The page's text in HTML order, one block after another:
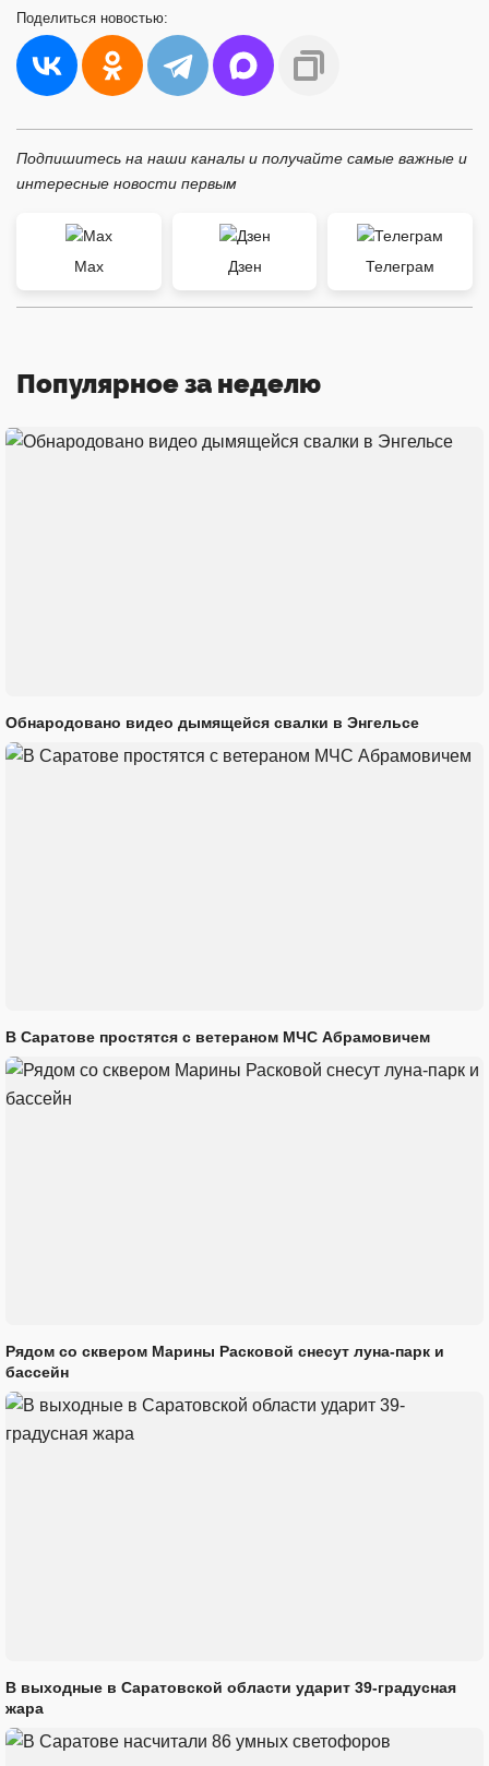
Поделиться новостью:
Подпишитесь на наши каналы и получайте самые важные и
интересные новости первым
Max Дзен Телеграм
Популярное за неделю
Обнародовано видео дымящейся свалки в Энгельсе
В Саратове простятся с ветераном МЧС Абрамовичем
Рядом со сквером Марины Расковой снесут луна-парк и
бассейн
В выходные в Саратовской области ударит 39-градусная
жара